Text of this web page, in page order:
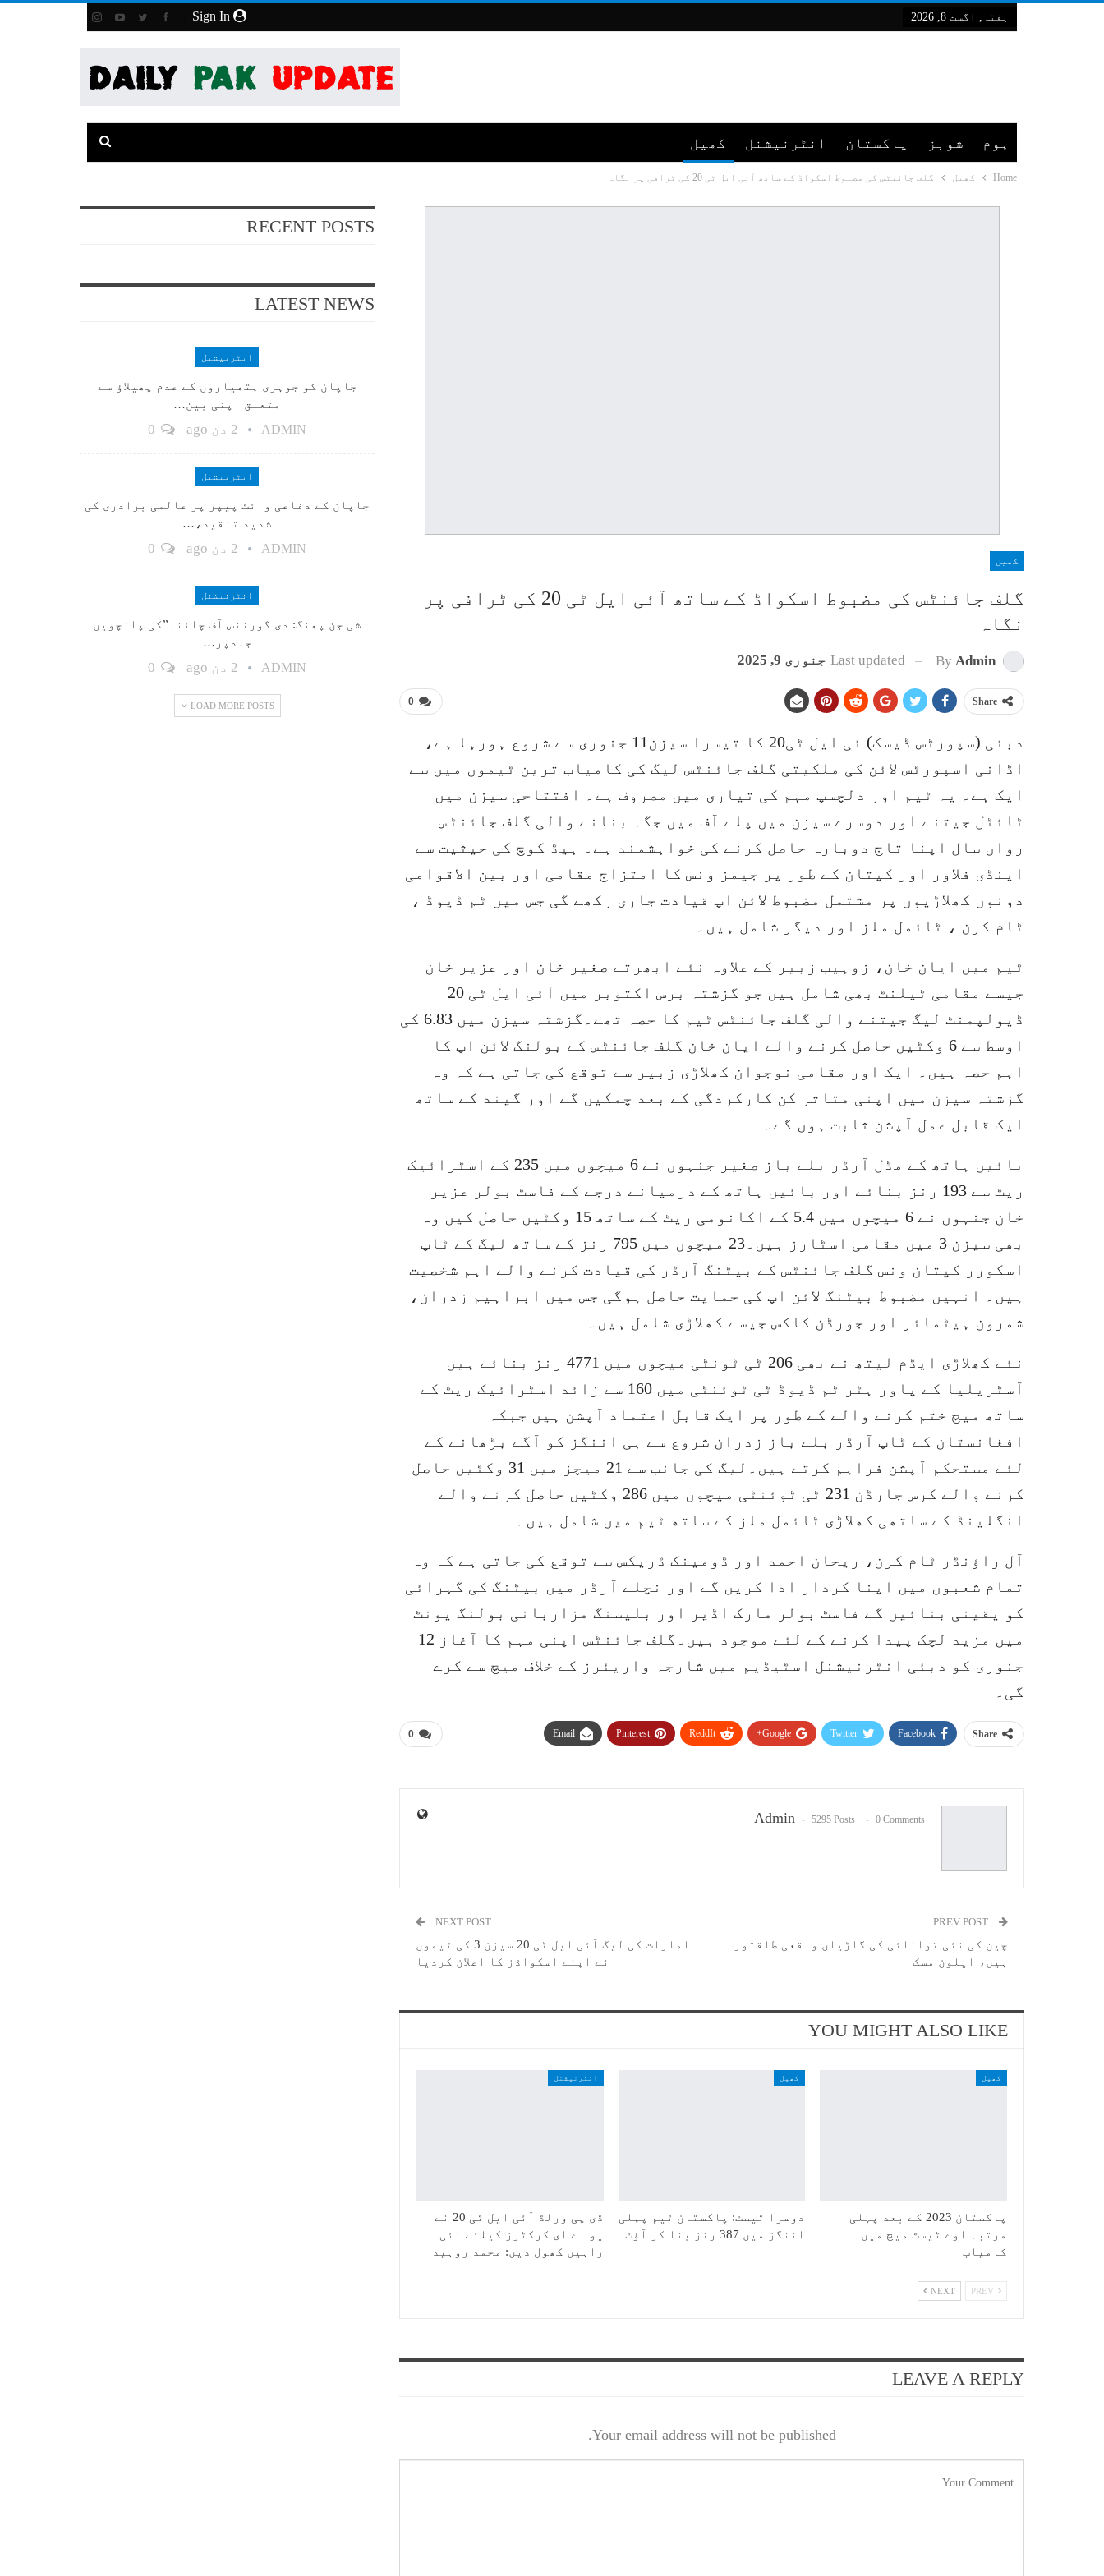
ہفتہ, اگست 8, 2026
ہوم شوبز پاکستان انٹرنیشنل کھیل
Home کھیل گلف جائنٹس کی مضبوط اسکواڈ کے ساتھ آئی ایل ٹی 20 کی ٹرافی پر نگاہ
کھیل
گلف جائنٹس کی مضبوط اسکواڈ کے ساتھ آئی ایل ٹی 20 کی ٹرافی پر
نگاہ
By Admin
Last updated جنوری 9, 2025
0 Share
دبئی (سپورٹس ڈیسک) ئی ایل ٹی20 کا تیسرا سیزن11 جنوری سے شروع ہورہا ہے،
اڈانی اسپورٹس لائن کی ملکیتی گلف جائنٹس لیگ کی کامیاب ترین ٹیموں میں سے
ایک ہے۔ یہ ٹیم اور دلچسپ مہم کی تیاری میں مصروف ہے۔ افتتاحی سیزن میں
ٹائٹل جیتنے اور دوسرے سیزن میں پلے آف میں جگہ بنانے والی گلف جائنٹس
رواں سال اپنا تاج دوبارہ حاصل کرنے کی خواہشمند ہے۔ ہیڈ کوچ کی حیثیت سے
اینڈی فلاور اور کپتان کے طور پر جیمز ونس کا امتزاج مقامی اور بین الاقوامی
دونوں کھلاڑیوں پر مشتمل مضبوط لائن اپ قیادت جاری رکھے گی جس میں ٹم ڈیوڈ ،
ٹام کرن ، ٹائمل ملز اور دیگر شامل ہیں۔
ٹیم میں ایان خان، زوہیب زبیر کے علاوہ نئے ابھرتے صغیر خان اور عزیر خان
جیسے مقامی ٹیلنٹ بھی شامل ہیں جو گزشتہ برس اکتوبر میں آئی ایل ٹی 20
ڈیولپمنٹ لیگ جیتنے والی گلف جائنٹس ٹیم کا حصہ تھے۔گزشتہ سیزن میں 6.83 کی
اوسط سے 6 وکٹیں حاصل کرنے والے ایان خان گلف جائنٹس کے بولنگ لائن اپ کا
اہم حصہ ہیں۔ ایک اور مقامی نوجوان کھلاڑی زبیر سے توقع کی جاتی ہے کہ وہ
گزشتہ سیزن میں اپنی متاثر کن کارکردگی کے بعد چمکیں گے اور گیند کے ساتھ
ایک قابل عمل آپشن ثابت ہوں گے۔
بائیں ہاتھ کے مڈل آرڈر بلے باز صغیر جنہوں نے 6 میچوں میں 235 کے اسٹرائیک
ریٹ سے 193 رنز بنائے اور بائیں ہاتھ کے درمیانے درجے کے فاسٹ بولر عزیر
خان جنہوں نے 6 میچوں میں 5.4 کے اکانومی ریٹ کے ساتھ 15 وکٹیں حاصل کیں وہ
بھی سیزن 3 میں مقامی اسٹارز ہیں۔23 میچوں میں 795 رنز کے ساتھ لیگ کے ٹاپ
اسکورر کپتان ونس گلف جائنٹس کے بیٹنگ آرڈر کی قیادت کرنے والے اہم شخصیت
ہیں۔ انہیں مضبوط بیٹنگ لائن اپ کی حمایت حاصل ہوگی جس میں ابراہیم زدران،
شمرون ہیٹمائر اور جورڈن کاکس جیسے کھلاڑی شامل ہیں۔
نئے کھلاڑی ایڈم لیتھ نے بھی 206 ٹی ٹونٹی میچوں میں 4771 رنز بنائے ہیں
آسٹریلیا کے پاور ہٹر ٹم ڈیوڈ ٹی ٹوئنٹی میں 160 سے زائد اسٹرائیک ریٹ کے
ساتھ میچ ختم کرنے والے کے طور پر ایک قابل اعتماد آپشن ہیں جبکہ
افغانستان کے ٹاپ آرڈر بلے باز زدران شروع سے ہی اننگز کو آگے بڑھانے کے
لئے مستحکم آپشن فراہم کرتے ہیں۔لیگ کی جانب سے 21 میچز میں 31 وکٹیں حاصل
کرنے والے کرس جارڈن 231 ٹی ٹوئنٹی میچوں میں 286 وکٹیں حاصل کرنے والے
انگلینڈ کے ساتھی کھلاڑی ٹائمل ملز کے ساتھ ٹیم میں شامل ہیں۔
آل راؤنڈر ٹام کرن، ریحان احمد اور ڈومینک ڈریکس سے توقع کی جاتی ہے کہ وہ
تمام شعبوں میں اپنا کردار ادا کریں گے اور نچلے آرڈر میں بیٹنگ کی گہرائی
کو یقینی بنائیں گے فاسٹ بولر مارک اڈیر اور بلیسنگ مزاربانی بولنگ یونٹ
میں مزید لچک پیدا کرنے کے لئے موجود ہیں۔گلف جائنٹس اپنی مہم کا آغاز 12
جنوری کو دبئی انٹرنیشنل اسٹیڈیم میں شارجہ واریئرز کے خلاف میچ سے کرے
گی۔
0 Share
Facebook
Twitter
Google+
ReddIt
Pinterest
Email
Admin 5295 Posts 0 Comments
چین کی نئی توانائی کی گاڑیاں واقعی طاقتور
ہیں، ایلون مسک
NEXT POST
امارات کی لیگ آئی ایل ٹی 20 سیزن 3 کی ٹیموں
نے اپنے اسکواڈز کا اعلان کردیا
YOU MIGHT ALSO LIKE
کھیل
پاکستان 2023 کے بعد پہلی
مرتبہ اوے ٹیسٹ میچ میں
کامیاب
کھیل
دوسرا ٹیسٹ: پاکستان ٹیم پہلی
اننگز میں 387 رنز بنا کر آؤٹ
انٹرنیشنل
ڈی پی ورلڈ آئی ایل ٹی 20 نے
یو اے ای کرکٹرز کیلئے نئی
راہیں کھول دیں: محمد روہید
NEXT
LEAVE A REPLY
Your email address will not be published.
RECENT POSTS
LATEST NEWS
انٹرنیشنل
جاپان کو جوہری ہتھیاروں کے عدم پھیلاؤ سے
متعلق اپنی بین…
ADMIN 2 دن ago
انٹرنیشنل
جاپان کے دفاعی وائٹ پیپر پر عالمی برادری کی
شدید تنقید،…
ADMIN 2 دن ago
انٹرنیشنل
شی جن پھنگ: دی گورننس آف چائنا”کی پانچویں
جلدپر…
ADMIN 2 دن ago
LOAD MORE POSTS